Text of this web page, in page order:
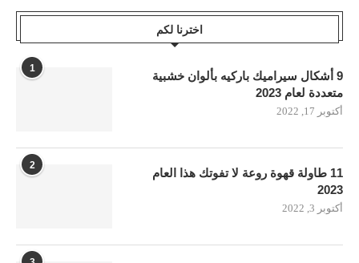
اخترنا لكم
1
9 أشكال سيراميك باركيه بألوان خشبية
متعددة لعام 2023
أكتوبر 17, 2022
2
11 طاولة قهوة روعة لا تفوتك هذا العام
2023
أكتوبر 3, 2022